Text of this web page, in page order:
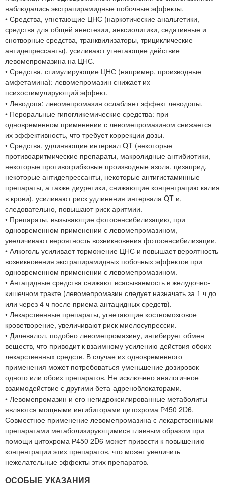
наблюдались экстрапирамидные побочные эффекты.
• Средства, угнетающие ЦНС (наркотические анальгетики,
средства для общей анестезии, анксиолитики, седативные и
снотворные средства, транквилизаторы, трициклические
антидепрессанты), усиливают угнетающее действие
левомепромазина на ЦНС.
• Средства, стимулирующие ЦНС (например, производные
амфетамина): левомепромазин снижает их
психостимулирующий эффект.
• Леводопа: левомепромазин ослабляет эффект леводопы.
• Пероральные гипогликемические средства: при
одновременном применении с левомепромазином снижается
их эффективность, что требует коррекции дозы.
• Средства, удлиняющие интервал QT (некоторые
противоаритмические препараты, макролидные антибиотики,
некоторые противогрибковые производные азола, цизаприд,
некоторые антидепрессанты, некоторые антигистаминные
препараты, а также диуретики, снижающие концентрацию калия
в крови), усиливают риск удлинения интервала QT и,
следовательно, повышают риск аритмии.
• Препараты, вызывающие фотосенсибилизацию, при
одновременном применении с левомепромазином,
увеличивают вероятность возникновения фотосенсибилизации.
• Алкоголь усиливает торможение ЦНС и повышает вероятность
возникновения экстрапирамидных побочных эффектов при
одновременном применении с левомепромазином.
• Антацидные средства снижают всасываемость в желудочно-
кишечном тракте (левомепромазин следует назначать за 1 ч до
или через 4 ч после приема антацидных средств).
• Лекарственные препараты, угнетающие костномозговое
кроветворение, увеличивают риск миелосупрессии.
• Дилевалол, подобно левомепромазину, ингибирует обмен
веществ, что приводит к взаимному усилению действия обоих
лекарственных средств. В случае их одновременного
применения может потребоваться уменьшение дозировок
одного или обоих препаратов. Не исключено аналогичное
взаимодействие с другими бета-адреноблокаторами.
• Левомепромазин и его негидроксилированные метаболиты
являются мощными ингибиторами цитохрома Р450 2D6.
Совместное применение левомепромазина с лекарственными
препаратами метаболизирующимися главным образом при
помощи цитохрома Р450 2D6 может привести к повышению
концентрации этих препаратов, что может увеличить
нежелательные эффекты этих препаратов.
ОСОБЫЕ УКАЗАНИЯ